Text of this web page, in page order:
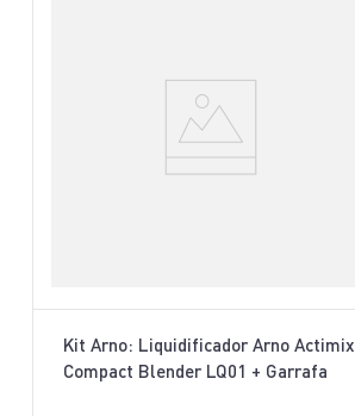
Kit Arno: Liquidificador Arno Actimix
Compact Blender LQ01 + Garrafa